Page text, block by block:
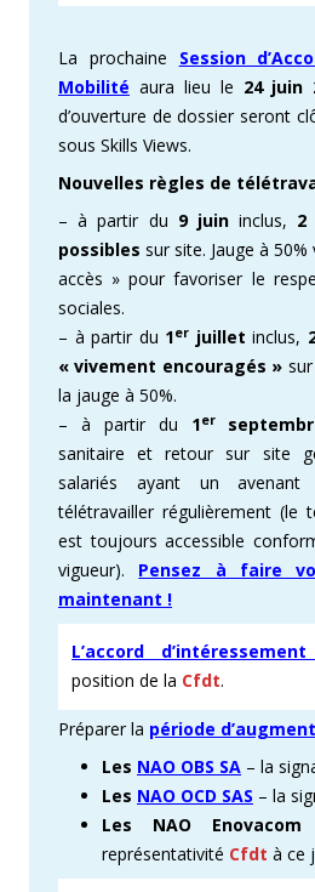
La prochaine Session
Mobilité aura lieu le 24 juin
d’ouverture de dossier seront
sous Skills Views.
Nouvelles règles de
– à partir du 9 juin inclus, 2
possibles sur site. Jauge à 50%
accès » pour favoriser le
sociales.
– à partir du 1er juillet inclus,
« vivement encouragés »
la jauge à 50%.
– à partir du 1er
sanitaire et retour sur site
salariés ayant un avenant
télétravailler régulièrement (le
est toujours accessible
vigueur). Pensez à faire
maintenant !
L’accord d’intéressement
position de la Cfdt.
Préparer la période
Les NAO OBS SA – la
Les NAO OCD SAS – la
Les NAO Enovacom
représentativité Cfdt à ce